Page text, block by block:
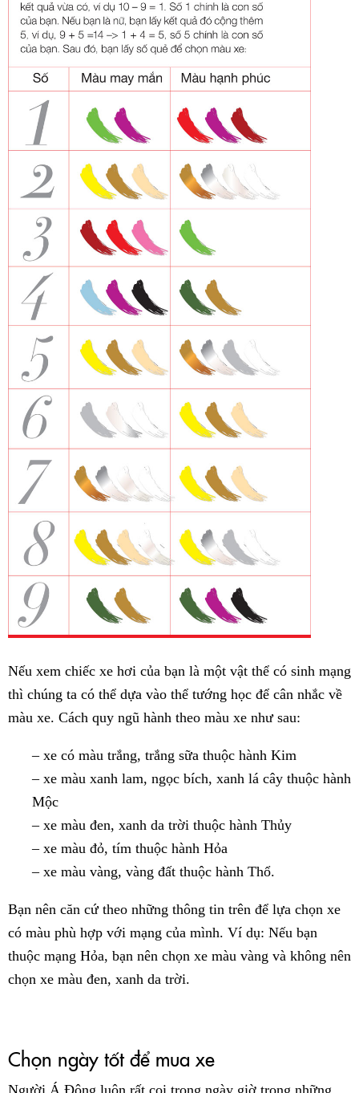
Nếu xem chiếc xe hơi của bạn là một vật thể có sinh mạng
thì chúng ta có thể dựa vào thể tướng học để cân nhắc về
màu xe. Cách quy ngũ hành theo màu xe như sau:
– xe có màu trắng, trắng sữa thuộc hành Kim
– xe màu xanh lam, ngọc bích, xanh lá cây thuộc hành
Mộc
– xe màu đen, xanh da trời thuộc hành Thủy
– xe màu đỏ, tím thuộc hành Hỏa
– xe màu vàng, vàng đất thuộc hành Thổ.
Bạn nên căn cứ theo những thông tin trên để lựa chọn xe
có màu phù hợp với mạng của mình. Ví dụ: Nếu bạn
thuộc mạng Hỏa, bạn nên chọn xe màu vàng và không nên
chọn xe màu đen, xanh da trời.
Chọn ngày tốt để mua xe
Người Á Đông luôn rất coi trọng ngày giờ trong những